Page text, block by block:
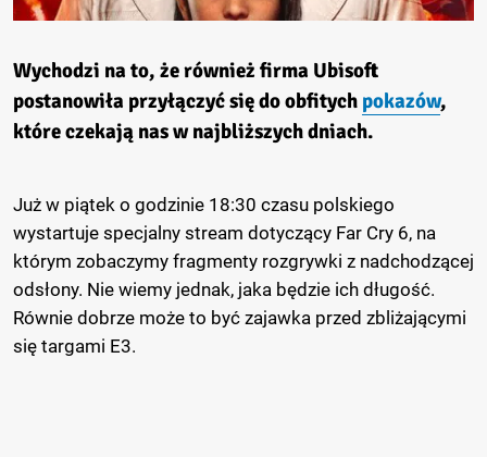
Wychodzi na to, że również firma Ubisoft
postanowiła przyłączyć się do obfitych pokazów,
które czekają nas w najbliższych dniach.
Już w piątek o godzinie 18:30 czasu polskiego
wystartuje specjalny stream dotyczący Far Cry 6, na
którym zobaczymy fragmenty rozgrywki z nadchodzącej
odsłony. Nie wiemy jednak, jaka będzie ich długość.
Równie dobrze może to być zajawka przed zbliżającymi
się targami E3.